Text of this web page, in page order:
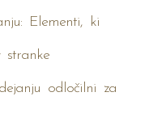
Elementi, ki
stranke
odločilni za